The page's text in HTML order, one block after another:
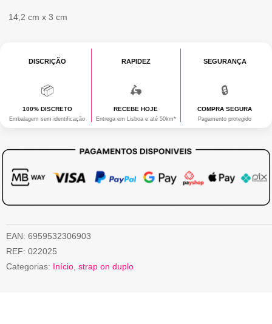
14,2 cm x 3 cm
DISCRIÇÃO
📦
100% DISCRETO
Embalagem sem identificação
RAPIDEZ
🛵
RECEBE HOJE
Entrega em Lisboa e até 50km*
SEGURANÇA
🔒
COMPRA SEGURA
Pagamento protegido
EAN: 6959532306903
REF: 022025
Categorias: Início strap on duplo